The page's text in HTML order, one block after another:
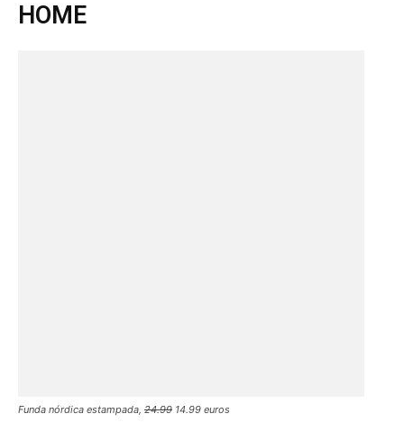
HOME
Funda nórdica estampada, 24.99 14.99 euros